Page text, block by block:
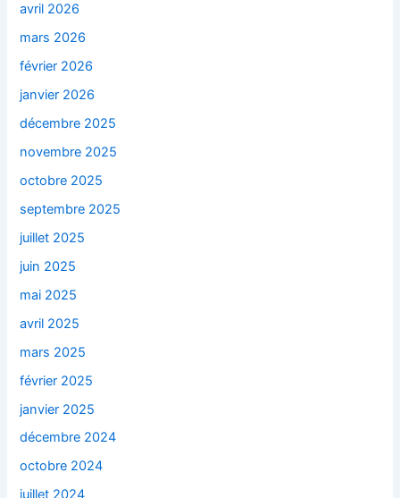
avril 2026
mars 2026
février 2026
janvier 2026
décembre 2025
novembre 2025
octobre 2025
septembre 2025
juillet 2025
juin 2025
mai 2025
avril 2025
mars 2025
février 2025
janvier 2025
décembre 2024
octobre 2024
juillet 2024